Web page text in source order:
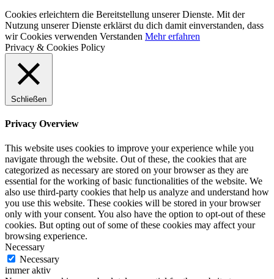
Cookies erleichtern die Bereitstellung unserer Dienste. Mit der
Nutzung unserer Dienste erklärst du dich damit einverstanden, dass
wir Cookies verwenden Verstanden Mehr erfahren
Privacy & Cookies Policy
Schließen
Privacy Overview
This website uses cookies to improve your experience while you
navigate through the website. Out of these, the cookies that are
categorized as necessary are stored on your browser as they are
essential for the working of basic functionalities of the website. We
also use third-party cookies that help us analyze and understand how
you use this website. These cookies will be stored in your browser
only with your consent. You also have the option to opt-out of these
cookies. But opting out of some of these cookies may affect your
browsing experience.
Necessary
Necessary
immer aktiv